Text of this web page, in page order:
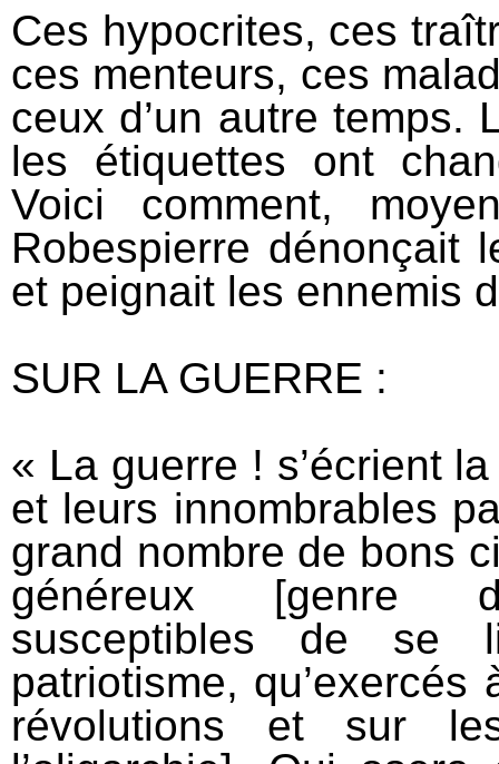
Ces hypocrites, ces
ces menteurs, ces
ceux d’un autre temps.
les étiquettes ont
Voici comment,
Robespierre dénonçait
et peignait les ennemis
SUR LA GUERRE :
« La guerre ! s’écrient
et leurs innombrables
grand nombre de bons
généreux [genre
susceptibles de se
patriotisme,
révolutions et sur